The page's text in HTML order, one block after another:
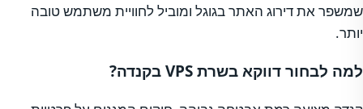
שמשפר את דירוג האתר בגוגל ומוביל לחוויית משתמש טובה
יותר.
למה לבחור דווקא בשרת VPS בקנדה?